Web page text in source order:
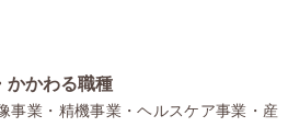
かかわる職種
事業・精機事業・ヘルスケア事業・産